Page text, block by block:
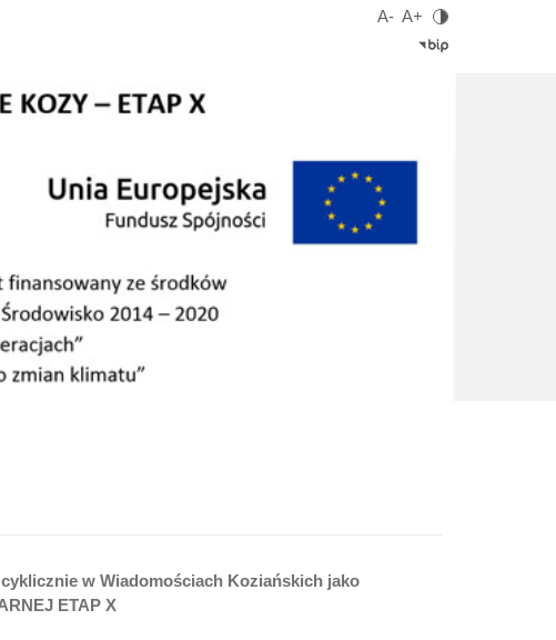
A- A+
w Wiadomościach Koziańskich jako
ETAP X